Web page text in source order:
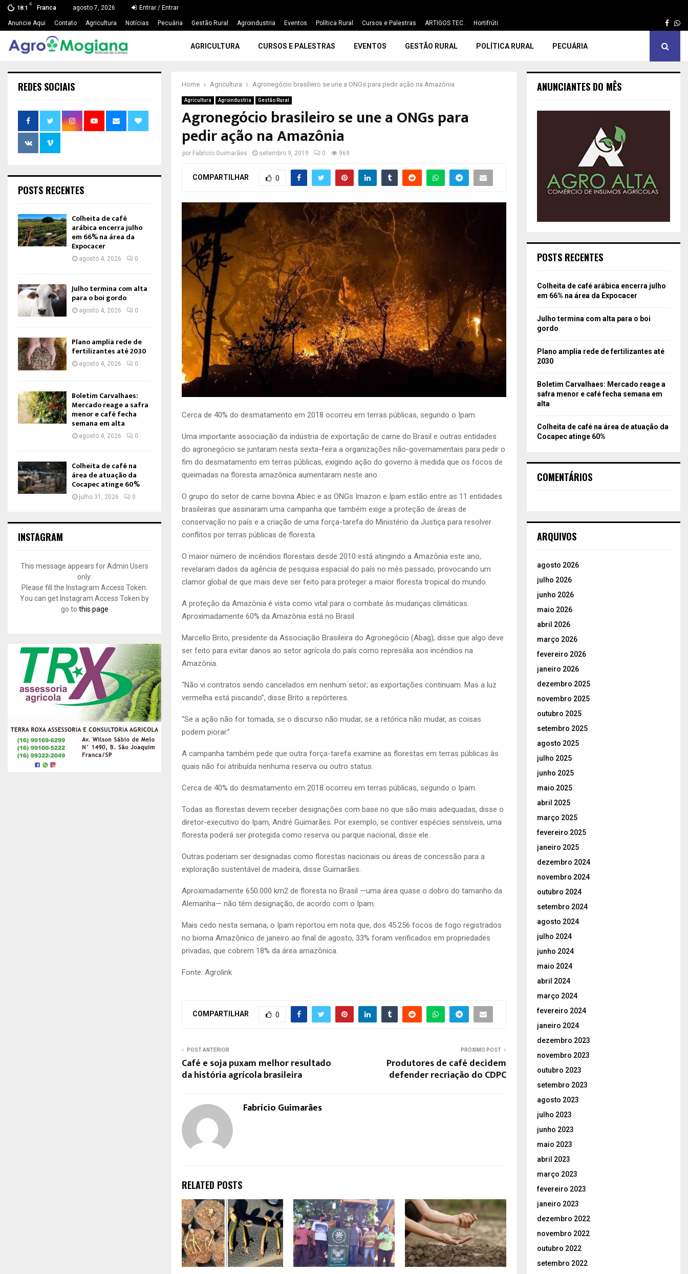
18.1
C
Franca agosto 7, 2026 Entrar / Entrar
Anuncie Aqui Contato Agricultura Notícias Pecuária Gestão Rural Agroindustria Eventos Política Rural Cursos e Palestras ARTIGOS TEC. Hortifrúti
AGRICULTURA CURSOS E PALESTRAS EVENTOS GESTÃO RURAL POLÍTICA RURAL PECUÁRIA
Home Agricultura Agronegócio brasileiro se une a ONGs para pedir ação na Amazônia
Agricultura Agroindustria Gestão Rural
Agronegócio brasileiro se une a ONGs para
pedir ação na Amazônia
por Fabrício Guimarães setembro 9, 2019 0 969
COMPARTILHAR 0
Cerca de 40% do desmatamento em 2018 ocorreu em terras públicas, segundo o Ipam.
Uma importante associação da indústria de exportação de carne do Brasil e outras entidades
do agronegócio se juntaram nesta sexta-feira a organizações não-governamentais para pedir o
fim do desmatamento em terras públicas, exigindo ação do governo à medida que os focos de
queimadas na floresta amazônica aumentaram neste ano.
O grupo do setor de carne bovina Abiec e as ONGs Imazon e Ipam estão entre as 11 entidades
brasileiras que assinaram uma campanha que também exige a proteção de áreas de
conservação no país e a criação de uma força-tarefa do Ministério da Justiça para resolver
conflitos por terras públicas de floresta.
O maior número de incêndios florestais desde 2010 está atingindo a Amazônia este ano,
revelaram dados da agência de pesquisa espacial do país no mês passado, provocando um
clamor global de que mais deve ser feito para proteger a maior floresta tropical do mundo.
A proteção da Amazônia é vista como vital para o combate às mudanças climáticas.
Aproximadamente 60% da Amazônia está no Brasil.
Marcello Brito, presidente da Associação Brasileira do Agronegócio (Abag), disse que algo deve
ser feito para evitar danos ao setor agrícola do país como represália aos incêndios na
Amazônia.
“Não vi contratos sendo cancelados em nenhum setor; as exportações continuam. Mas a luz
vermelha está piscando”, disse Brito a repórteres.
“Se a ação não for tomada, se o discurso não mudar, se a retórica não mudar, as coisas
podem piorar.”
A campanha também pede que outra força-tarefa examine as florestas em terras públicas às
quais não foi atribuída nenhuma reserva ou outro status.
Cerca de 40% do desmatamento em 2018 ocorreu em terras públicas, segundo o Ipam.
Todas as florestas devem receber designações com base no que são mais adequadas, disse o
diretor-executivo do Ipam, André Guimarães. Por exemplo, se contiver espécies sensíveis, uma
floresta poderá ser protegida como reserva ou parque nacional, disse ele.
Outras poderiam ser designadas como florestas nacionais ou áreas de concessão para a
exploração sustentável de madeira, disse Guimarães.
Aproximadamente 650.000 km2 de floresta no Brasil —uma área quase o dobro do tamanho da
Alemanha— não têm designação, de acordo com o Ipam.
Mais cedo nesta semana, o Ipam reportou em nota que, dos 45.256 focos de fogo registrados
no bioma Amazônico de janeiro ao final de agosto, 33% foram verificados em propriedades
privadas, que cobrem 18% da área amazônica.
Fonte: Agrolink
COMPARTILHAR 0
POST ANTERIOR
Café e soja puxam melhor resultado
da história agrícola brasileira
PRÓXIMO POST
Produtores de café decidem
defender recriação do CDPC
Fabrício Guimarães
RELATED POSTS
REDES SOCIAIS
POSTS RECENTES
Colheita de café
arábica encerra julho
em 66% na área da
Expocacer
agosto 4, 2026 0
Julho termina com alta
para o boi gordo
agosto 4, 2026 0
Plano amplia rede de
fertilizantes até 2030
agosto 4, 2026 0
Boletim Carvalhaes:
Mercado reage a safra
menor e café fecha
semana em alta
agosto 4, 2026 0
Colheita de café na
área de atuação da
Cocapec atinge 60%
julho 31, 2026 0
INSTAGRAM
This message appears for Admin Users
only:
Please fill the Instagram Access Token.
You can get Instagram Access Token by
go to this page
ANUNCIANTES DO MÊS
POSTS RECENTES
Colheita de café arábica encerra julho
em 66% na área da Expocacer
Julho termina com alta para o boi
gordo
Plano amplia rede de fertilizantes até
2030
Boletim Carvalhaes: Mercado reage a
safra menor e café fecha semana em
alta
Colheita de café na área de atuação da
Cocapec atinge 60%
COMENTÁRIOS
ARQUIVOS
agosto 2026
julho 2026
junho 2026
maio 2026
abril 2026
março 2026
fevereiro 2026
janeiro 2026
dezembro 2025
novembro 2025
outubro 2025
setembro 2025
agosto 2025
julho 2025
junho 2025
maio 2025
abril 2025
março 2025
fevereiro 2025
janeiro 2025
dezembro 2024
novembro 2024
outubro 2024
setembro 2024
agosto 2024
julho 2024
junho 2024
maio 2024
abril 2024
março 2024
fevereiro 2024
janeiro 2024
dezembro 2023
novembro 2023
outubro 2023
setembro 2023
agosto 2023
julho 2023
junho 2023
maio 2023
abril 2023
março 2023
fevereiro 2023
janeiro 2023
dezembro 2022
novembro 2022
outubro 2022
setembro 2022